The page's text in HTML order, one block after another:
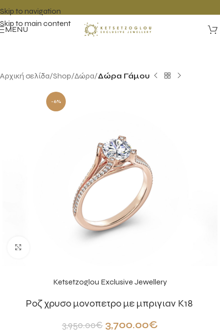
Skip to navigation
Skip to main content
MENU
Αρχική σελίδα Shop Δώρα Δώρα Γάμου
-6%
Ketsetzoglou Exclusive Jewellery
Ροζ χρυσο μονοπετρο με μπριγιαν Κ18
3,950.00€ 3,700.00€